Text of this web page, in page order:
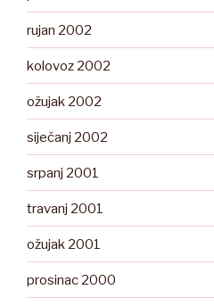
rujan 2002
kolovoz 2002
ožujak 2002
siječanj 2002
srpanj 2001
travanj 2001
ožujak 2001
prosinac 2000